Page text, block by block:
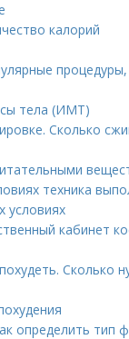
калорий
тела (ИМТ)
Сколько
техника
условиях
кабинет
Сколько
определить тип